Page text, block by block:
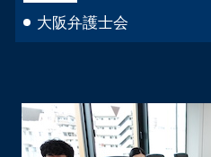
大阪弁護士会